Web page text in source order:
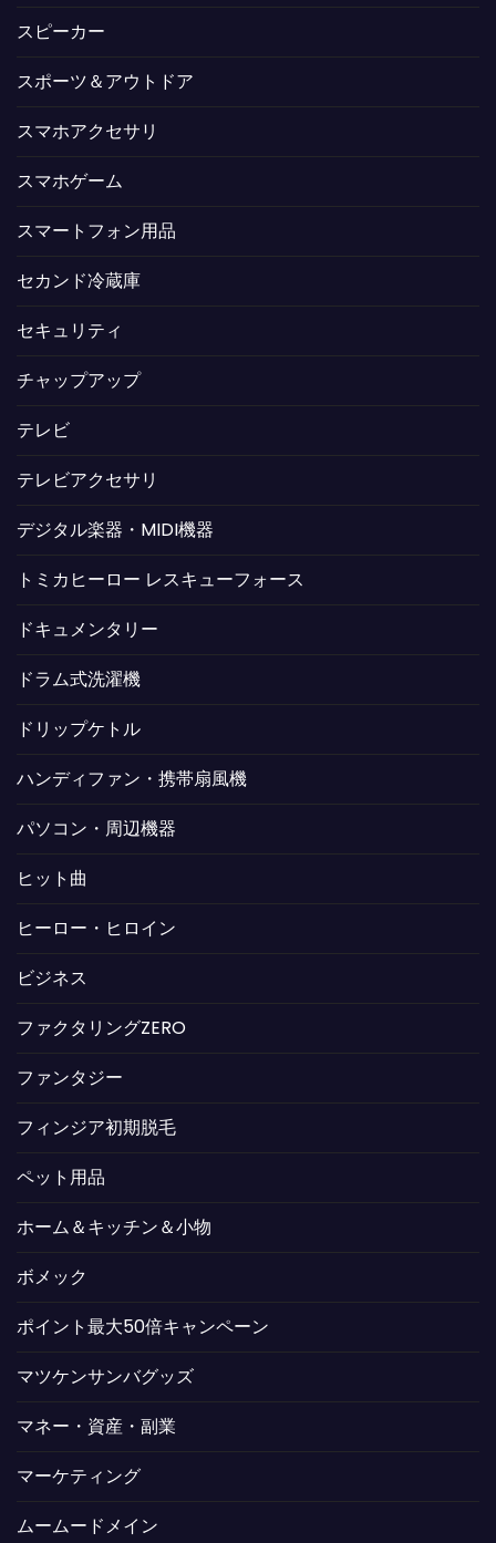
スピーカー
スポーツ＆アウトドア
スマホアクセサリ
スマホゲーム
スマートフォン用品
セカンド冷蔵庫
セキュリティ
チャップアップ
テレビ
テレビアクセサリ
デジタル楽器・MIDI機器
トミカヒーロー レスキューフォース
ドキュメンタリー
ドラム式洗濯機
ドリップケトル
ハンディファン・携帯扇風機
パソコン・周辺機器
ヒット曲
ヒーロー・ヒロイン
ビジネス
ファクタリングZERO
ファンタジー
フィンジア初期脱毛
ペット用品
ホーム＆キッチン＆小物
ボメック
ポイント最大50倍キャンペーン
マツケンサンバグッズ
マネー・資産・副業
マーケティング
ムームードメイン